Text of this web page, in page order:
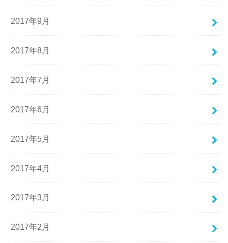
2017年9月
2017年8月
2017年7月
2017年6月
2017年5月
2017年4月
2017年3月
2017年2月